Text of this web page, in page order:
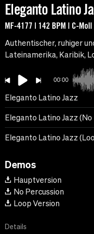
Eleganto Latino
MF-4177 | 142 BPM | C-Moll
Authentischer, ruhiger
Lateinamerika, Karibik,
00:00
Eleganto Latino Jazz
Eleganto Latino Jazz (No
Eleganto Latino Jazz
Demos
Hauptversion
No Percussion
Loop Version
Details